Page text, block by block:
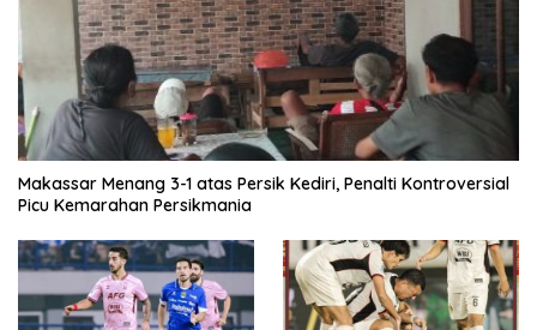
Makassar Menang 3-1 atas Persik Kediri, Penalti Kontroversial
Picu Kemarahan Persikmania